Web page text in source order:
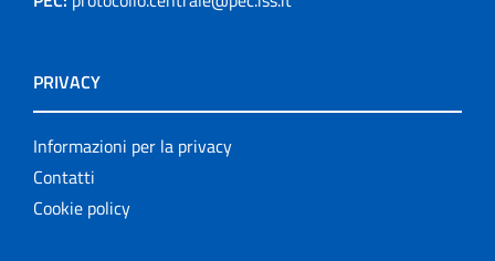
Rapporti ISS COVID-19
Rapporti ISS COVID-19 in English
Rapporti ISS Sorveglianza
Rapporti ISTISAN
PRIVACY
Informazioni per la privacy
Contatti
Cookie policy